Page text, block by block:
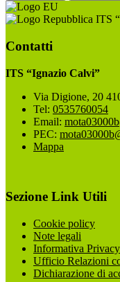
ITS
Contatti
ITS “Ignazio Calvi”
Via Digione, 20
Tel: 0535760054
Email:
PEC:
Mappa
Sezione Link Utili
Cookie policy
Note legali
Informativa Privacy
Ufficio Relazioni
Dichiarazione di